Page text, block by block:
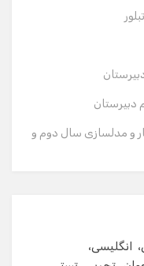
دبیرستان
و مدلسازی سال دوم و
انگلیسی